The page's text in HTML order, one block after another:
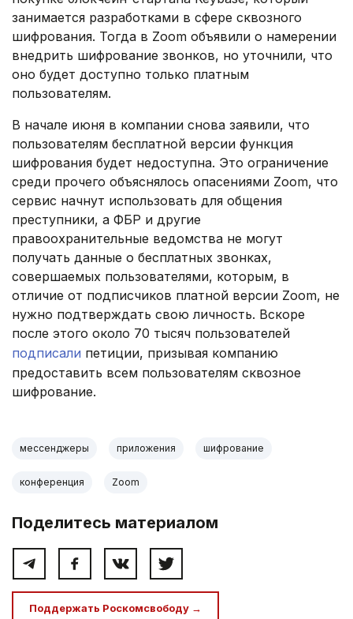
занимается разработками в сфере сквозного
шифрования. Тогда в Zoom объявили о намерении
внедрить шифрование звонков, но уточнили, что
оно будет доступно только платным
пользователям.
В начале июня в компании снова заявили, что
пользователям бесплатной версии функция
шифрования будет недоступна. Это ограничение
среди прочего объяснялось опасениями Zoom, что
сервис начнут использовать для общения
преступники, а ФБР и другие
правоохранительные ведомства не могут
получать данные о бесплатных звонках,
совершаемых пользователями, которым, в
отличие от подписчиков платной версии Zoom, не
нужно подтверждать свою личность. Вскоре
после этого около 70 тысяч пользователей
подписали петиции, призывая компанию
предоставить всем пользователям сквозное
шифрование.
мессенджеры приложения шифрование
конференция Zoom
Поделитесь материалом
Поддержать Роскомсвободу →